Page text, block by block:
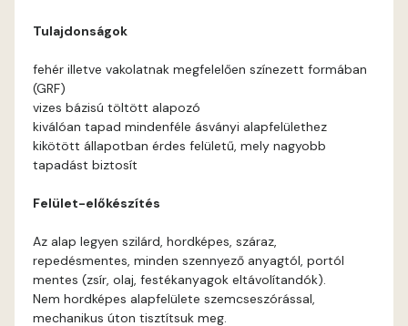
Ash C
Blood-orange C
Tulajdonságok
fehér illetve vakolatnak megfelelően színezett formában
(GRF)
vizes bázisú töltött alapozó
kiválóan tapad mindenféle ásványi alapfelülethez
kikötött állapotban érdes felületű, mely nagyobb
tapadást biztosít
Felület-előkészítés
Az alap legyen szilárd, hordképes, száraz,
repedésmentes, minden szennyező anyagtól, portól
mentes (zsír, olaj, festékanyagok eltávolítandók).
Nem hordképes alapfelülete szemcseszórással,
mechanikus úton tisztítsuk meg.